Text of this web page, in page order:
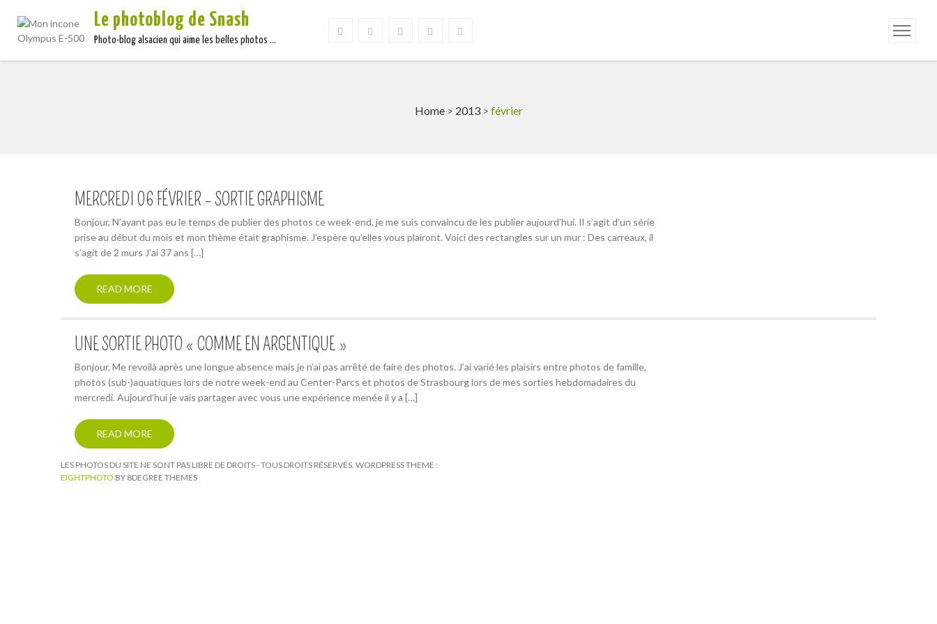
Le photoblog de Snash
Photo-blog alsacien qui aime les belles photos …
Home> 2013> février
MERCREDI 06 FÉVRIER – SORTIE GRAPHISME
Bonjour, N’ayant pas eu le temps de publier des photos ce week-end, je me suis convaincu de les publier aujourd’hui. Il s’agit d’un série
prise au début du mois et mon thème était graphisme. J’espère qu’elles vous plairont. Voici des rectangles sur un mur : Des carreaux, il
s’agit de 2 murs J’ai 37 ans […]
READ MORE
UNE SORTIE PHOTO « COMME EN ARGENTIQUE »
Bonjour, Me revoilà après une longue absence mais je n’ai pas arrêté de faire des photos. J’ai varié les plaisirs entre photos de famille,
photos (sub-)aquatiques lors de notre week-end au Center-Parcs et photos de Strasbourg lors de mes sorties hebdomadaires du
mercredi. Aujourd’hui je vais partager avec vous une expérience menée il y a […]
READ MORE
LES PHOTOS DU SITE NE SONT PAS LIBRE DE DROITS - TOUS DROITS RÉSERVÉS. WORDPRESS THEME :
EIGHTPHOTO BY 8DEGREE THEMES